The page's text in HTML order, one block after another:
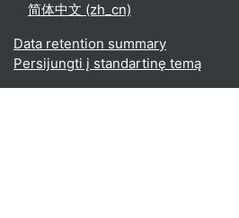
简体中文 ‎(zh_cn)‎
Data retention summary
Persijungti į standartinę temą